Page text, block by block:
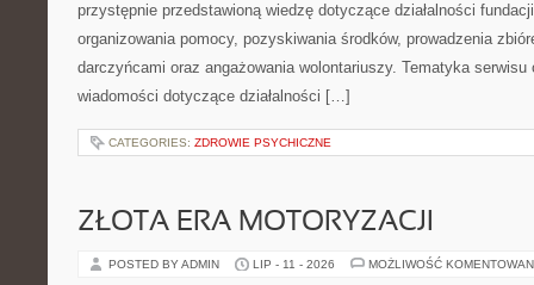
przystępnie przedstawioną wiedzę dotyczące działalności
organizowania pomocy, pozyskiwania środków, prowadzenia
darczyńcami oraz angażowania wolontariuszy. Tematyka
wiadomości dotyczące działalności […]
CATEGORIES: ZDROWIE PSYCHICZNE
ZŁOTA ERA MOTORYZACJI
POSTED BY ADMIN LIP - 11 - 2026 MOŻLIWOŚĆ